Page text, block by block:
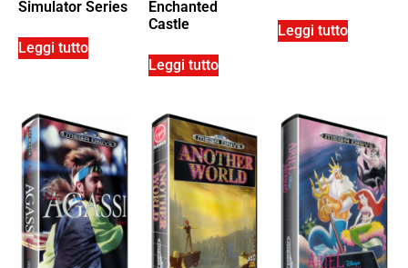
Simulator Series
Leggi tutto
Enchanted
Castle
Leggi tutto
Leggi tutto